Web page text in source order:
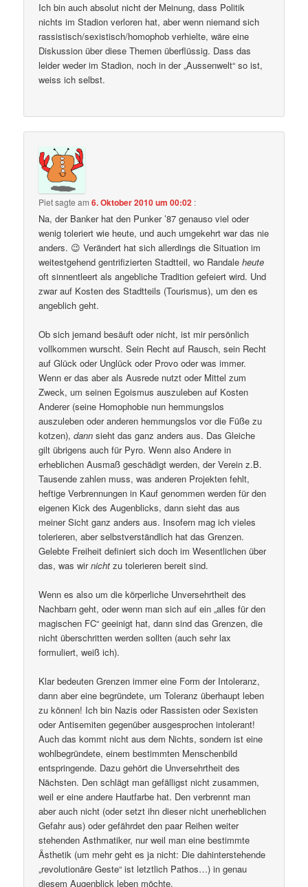
Ich bin auch absolut nicht der Meinung, dass Politik
nichts im Stadion verloren hat, aber wenn niemand sich
rassistisch/sexistisch/homophob verhielte, wäre eine
Diskussion über diese Themen überflüssig. Dass das
leider weder im Stadion, noch in der „Aussenwelt“ so ist,
weiss ich selbst.
Pietsagte am6. Oktober 2010 um 00:02 :
Na, der Banker hat den Punker ’87 genauso viel oder
wenig toleriert wie heute, und auch umgekehrt war das nie
anders. 😉 Verändert hat sich allerdings die Situation im
weitestgehend gentrifizierten Stadtteil, wo Randaleheute
oft sinnentleert als angebliche Tradition gefeiert wird. Und
zwar auf Kosten des Stadtteils (Tourismus), um den es
angeblich geht.
Ob sich jemand besäuft oder nicht, ist mir persönlich
vollkommen wurscht. Sein Recht auf Rausch, sein Recht
auf Glück oder Unglück oder Provo oder was immer.
Wenn er das aber als Ausrede nutzt oder Mittel zum
Zweck, um seinen Egoismus auszuleben auf Kosten
Anderer (seine Homophobie nun hemmungslos
auszuleben oder anderen hemmungslos vor die Füße zu
kotzen),dann sieht das ganz anders aus. Das Gleiche
gilt übrigens auch für Pyro. Wenn also Andere in
erheblichen Ausmaß geschädigt werden, der Verein z.B.
Tausende zahlen muss, was anderen Projekten fehlt,
heftige Verbrennungen in Kauf genommen werden für den
eigenen Kick des Augenblicks, dann sieht das aus
meiner Sicht ganz anders aus. Insofern mag ich vieles
tolerieren, aber selbstverständlich hat das Grenzen.
Gelebte Freiheit definiert sich doch im Wesentlichen über
das, was wirnicht zu tolerieren bereit sind.
Wenn es also um die körperliche Unversehrtheit des
Nachbarn geht, oder wenn man sich auf ein „alles für den
magischen FC“ geeinigt hat, dann sind das Grenzen, die
nicht überschritten werden sollten (auch sehr lax
formuliert, weiß ich).
Klar bedeuten Grenzen immer eine Form der Intoleranz,
dann aber eine begründete, um Toleranz überhaupt leben
zu können! Ich bin Nazis oder Rassisten oder Sexisten
oder Antisemiten gegenüber ausgesprochen intolerant!
Auch das kommt nicht aus dem Nichts, sondern ist eine
wohlbegründete, einem bestimmten Menschenbild
entspringende. Dazu gehört die Unversehrtheit des
Nächsten. Den schlägt man gefälligst nicht zusammen,
weil er eine andere Hautfarbe hat. Den verbrennt man
aber auch nicht (oder setzt ihn dieser nicht unerheblichen
Gefahr aus) oder gefährdet den paar Reihen weiter
stehenden Asthmatiker, nur weil man eine bestimmte
Ästhetik (um mehr geht es ja nicht: Die dahinterstehende
„revolutionäre Geste“ ist letztlich Pathos…) in genau
diesem Augenblick leben möchte.